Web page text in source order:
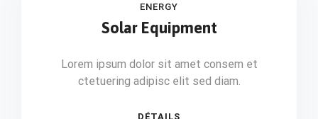
ENERGY
Solar Equipment
Lorem ipsum dolor sit amet consem et
ctetuering adipisc elit sed diam.
DÉTAILS